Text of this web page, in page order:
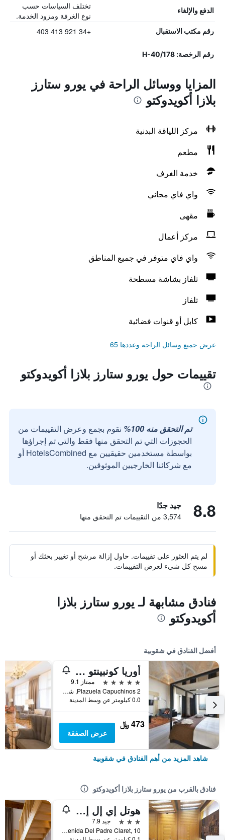
الدفع والإلغاء
تختلف السياسات حسب
نوع الغرفة ومزود الخدمة.
رقم مكتب الاستقبال +34 921 413 403
رقم الرخصة: H-40/178
المزايا ووسائل الراحة في يورو ستارز
بلازا أكويدوكتو
مركز اللياقة البدنية
مطعم
خدمة الغرف
واي فاي مجاني
مقهى
مركز أعمال
واي فاي متوفر في جميع المناطق
تلفاز بشاشة مسطحة
تلفاز
كابل أو قنوات فضائية
عرض جميع وسائل الراحة وعددها 65
تقييمات حول يورو ستارز بلازا أكويدوكتو
تم التحقق منه 100%
نقوم بجمع وعرض التقييمات من
الحجوزات التي تم التحقق منها فقط والتي تم إجراؤها
بواسطة مستخدمين حقيقيين مع HotelsCombined أو
مع شركائنا الخارجيين الموثوقين.
8.8 جيد جدًا
3,574 من التقييمات تم التحقق منها
لم يتم العثور على تقييمات. حاول إزالة مرشح أو تغيير بحثك أو
مسح كل شيء لعرض التقييمات.
فنادق مشابهة لـ يورو ستارز بلازا
أكويدوكتو
أفضل الفنادق في شقوبية
أوريا كونبينتو كابوتشينوس باي يورو ستارز هوتل كامباني
5 نجوم
ممتاز 9.1
Plazuela Capuchinos 2, شقوبية, قاطعة شقوبية, أسبانيا
0.0 كيلومتر عن وسط المدينة
473 ﷼
عرض الصفقة
شاهد المزيد من أهم الفنادق في شقوبية
فنادق بالقرب من يورو ستارز بلازا أكويدوكتو
هوتل إي إل إي أكويدوكتو
3 نجوم
جيد 7.9
Avenida Del Padre Claret, 10, شقوبية, قاطعة شقوبية, أسبانيا